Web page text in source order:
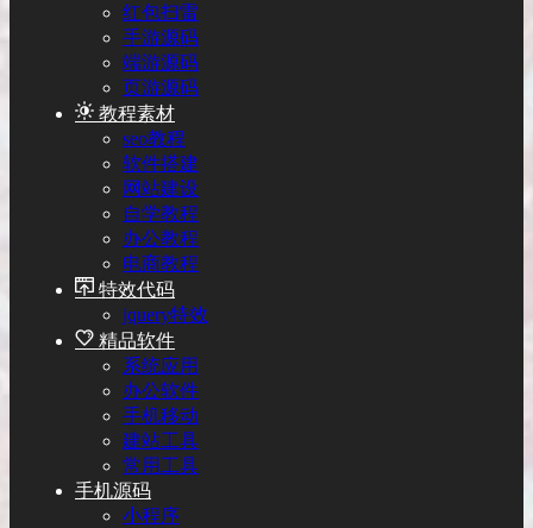
红包扫雷
手游源码
端游源码
页游源码
教程素材
seo教程
软件搭建
网站建设
自学教程
办公教程
电商教程
特效代码
jquery特效
精品软件
系统应用
办公软件
手机移动
建站工具
常用工具
手机源码
小程序